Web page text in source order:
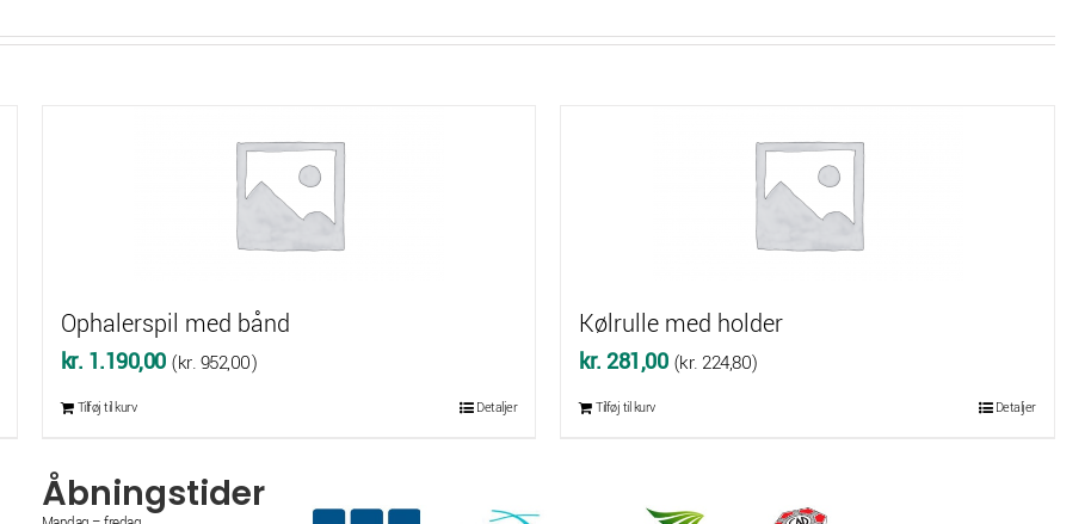
Ophalerspil med bånd
kr. 1.190,00 (kr.952,00)
Tilføj til kurv Detaljer
Kølrulle med holder
kr.281,00 (kr. 224,80)
Tilføj til kurv Detaljer
Åbningstider